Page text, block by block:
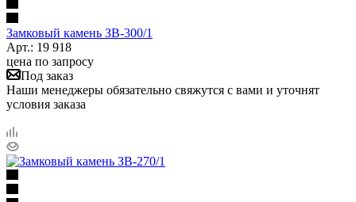
Замковый камень ЗВ-300/1
Арт.: 19 918
цена по запросу
Под заказ
Наши менеджеры обязательно свяжутся с вами и уточнят
условия заказа